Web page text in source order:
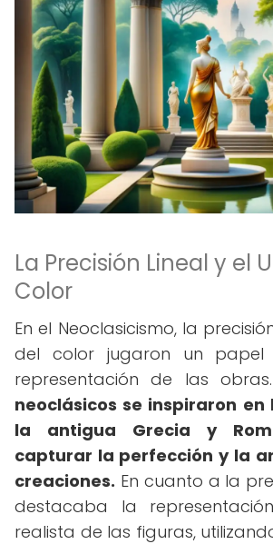
La Precisión Lineal y el
Color
En el Neoclasicismo, la
del color jugaron un
representación de las obras.
neoclásicos se inspiraron
la antigua Grecia y
capturar la perfección y la
creaciones. En cuanto a la
destacaba la
realista de las figuras,